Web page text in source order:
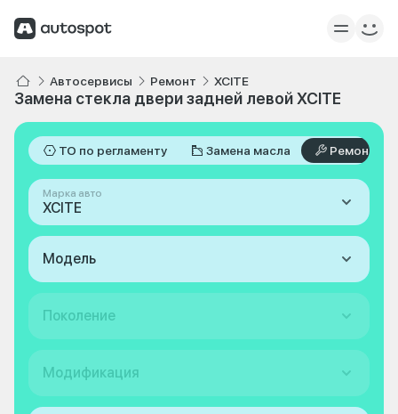
Автосервисы Ремонт XCITE
Замена стекла двери задней левой XCITE
ТО по регламенту Замена масла Ремонт
Марка авто
XCITE
Модель
Поколение
Модификация